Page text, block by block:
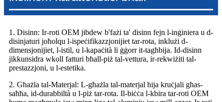
1. Disinn: Ir-roti OEM jibdew b'fażi ta' disinn fejn l-inġiniera u d-
disinjaturi joħolqu l-ispeċifikazzjonijiet tar-rota, inklużi d-
dimensjonijiet, l-istil, u l-kapaċità li ġġorr it-tagħbija. Id-disinn
jikkunsidra wkoll fatturi bħall-piż tal-vettura, ir-rekwiżiti tal-
prestazzjoni, u l-estetika.
2. Għażla tal-Materjal: L-għażla tal-materjal hija kruċjali għas-
saħħa, id-durabbiltà u l-piż tar-rota. Il-biċċa l-kbira tar-roti OEM